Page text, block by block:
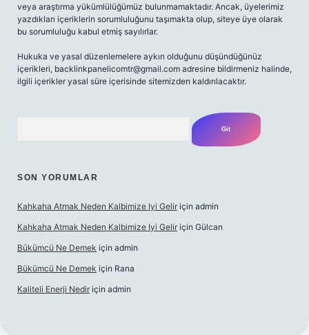
veya araştırma yükümlülüğümüz bulunmamaktadır. Ancak, üyelerimiz
yazdıkları içeriklerin sorumluluğunu taşımakta olup, siteye üye olarak
bu sorumluluğu kabul etmiş sayılırlar.
Hukuka ve yasal düzenlemelere aykırı olduğunu düşündüğünüz
içerikleri, backlinkpanelicomtr@gmail.com adresine bildirmeniz halinde,
ilgili içerikler yasal süre içerisinde sitemizden kaldırılacaktır.
SON YORUMLAR
Kahkaha Atmak Neden Kalbimize Iyi Gelir için admin
Kahkaha Atmak Neden Kalbimize Iyi Gelir için Gülcan
Bükümcü Ne Demek için admin
Bükümcü Ne Demek için Rana
Kaliteli Enerji Nedir için admin